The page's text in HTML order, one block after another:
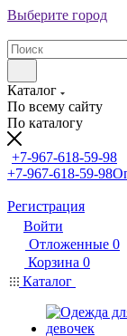
Выберите город
Каталог
По всему сайту
По каталогу
+7-967-618-59-98
+7-967-618-59-98
Регистрация
Войти
Отложенные 0
Корзина 0
Каталог